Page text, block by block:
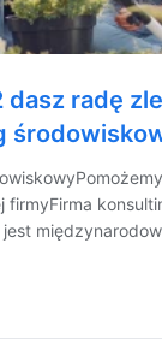
dasz radę
firmyFirma